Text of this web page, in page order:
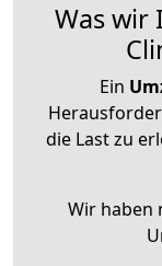
Was wir
Ein
die Last zu
Wir haben